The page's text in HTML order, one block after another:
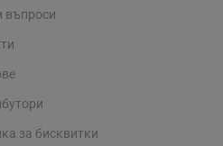
въпроси
за бисквитки